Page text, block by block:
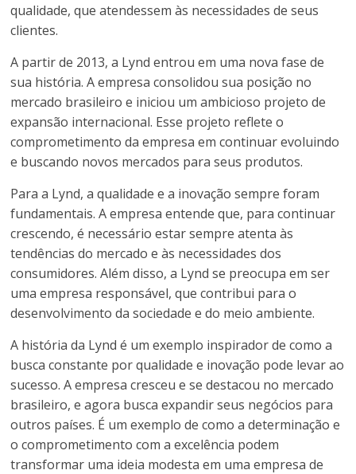
qualidade, que atendessem às necessidades de seus
clientes.
A partir de 2013, a Lynd entrou em uma nova fase de
sua história. A empresa consolidou sua posição no
mercado brasileiro e iniciou um ambicioso projeto de
expansão internacional. Esse projeto reflete o
comprometimento da empresa em continuar evoluindo
e buscando novos mercados para seus produtos.
Para a Lynd, a qualidade e a inovação sempre foram
fundamentais. A empresa entende que, para continuar
crescendo, é necessário estar sempre atenta às
tendências do mercado e às necessidades dos
consumidores. Além disso, a Lynd se preocupa em ser
uma empresa responsável, que contribui para o
desenvolvimento da sociedade e do meio ambiente.
A história da Lynd é um exemplo inspirador de como a
busca constante por qualidade e inovação pode levar ao
sucesso. A empresa cresceu e se destacou no mercado
brasileiro, e agora busca expandir seus negócios para
outros países. É um exemplo de como a determinação e
o comprometimento com a excelência podem
transformar uma ideia modesta em uma empresa de